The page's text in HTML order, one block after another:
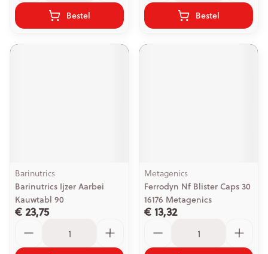
Bestel Bestel
Barinutrics
Barinutrics Ijzer Aarbei
Kauwtabl 90
€ 23,75
Metagenics
Ferrodyn Nf Blister Caps 30
16176 Metagenics
€ 13,32